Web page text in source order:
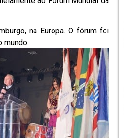
na Europa. O fórum foi
mundo.